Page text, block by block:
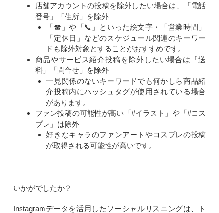
店舗アカウントの投稿を除外したい場合は、「電話
番号」「住所」を除外
「☎」や「📞」といった絵文字・「営業時間」
「定休日」などのスケジュール関連のキーワー
ドも除外対象とすることがおすすめです。
商品やサービス紹介投稿を除外したい場合は「送
料」「問合せ」を除外
一見関係のないキーワードでも何かしら商品紹
介投稿内にハッシュタグが使用されている場合
があります。
ファン投稿の可能性が高い「#イラスト」や「#コス
プレ」は除外
好きなキャラのファンアートやコスプレの投稿
が取得される可能性が高いです。
いかがでしたか？
Instagramデータを活用したソーシャルリスニングは、ト